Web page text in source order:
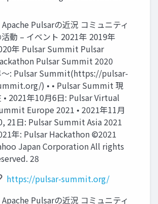
Apache Pulsarの近況 コミュニティ
活動 – イベント 2021年 2019年
年 Pulsar Summit Pulsar
Pulsar Summit 2020
: Pulsar Summit(https://pulsar-
) • • Pulsar Summit 現
• 2021年10⽉6⽇: Pulsar Virtual
Europe 2021 • 2021年11⽉
21⽇: Pulsar Summit Asia 2021
年: Pulsar Hackathon ©2021
Japan Corporation All rights
28
https://pulsar-summit.org/
Apache Pulsarの近況 コミュニティ